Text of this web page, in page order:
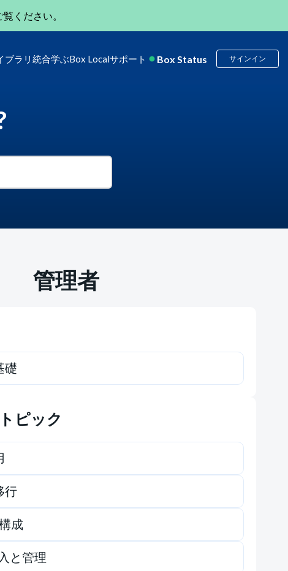
覧ください。
ブラリ 統合学ぶBox Localサポート Box Status サインイン
管理者
礎
ピック
行
成
と管理